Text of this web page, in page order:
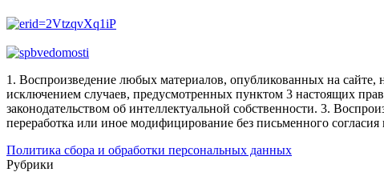
1. Воспроизведение любых материалов, опубликованных на сайте,
исключением случаев, предусмотренных пунктом 3 настоящих
законодательством об интеллектуальной собственности. 3.
переработка или иное модифицирование без письменного согласия
Политика сбора и обработки персональных данных
Рубрики